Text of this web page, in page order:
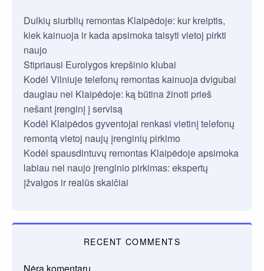
Dulkių siurblių remontas Klaipėdoje: kur kreiptis,
kiek kainuoja ir kada apsimoka taisyti vietoj pirkti
naujo
Stipriausi Eurolygos krepšinio klubai
Kodėl Vilniuje telefonų remontas kainuoja dvigubai
daugiau nei Klaipėdoje: ką būtina žinoti prieš
nešant įrenginį į servisą
Kodėl Klaipėdos gyventojai renkasi vietinį telefonų
remontą vietoj naujų įrenginių pirkimo
Kodėl spausdintuvų remontas Klaipėdoje apsimoka
labiau nei naujo įrenginio pirkimas: ekspertų
įžvalgos ir realūs skaičiai
RECENT COMMENTS